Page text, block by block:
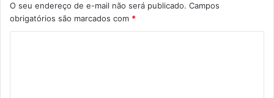
O seu endereço de e-mail não será publicado. Campos
obrigatórios são marcados com *